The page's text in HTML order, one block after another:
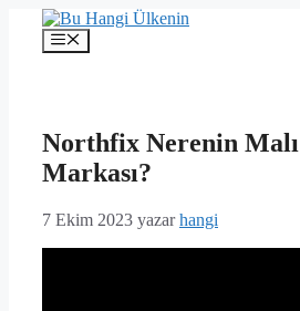
İçeriğe
Menü
Northfix Nerenin Malı
Markası?
7 Ekim 2023 yazarhangi